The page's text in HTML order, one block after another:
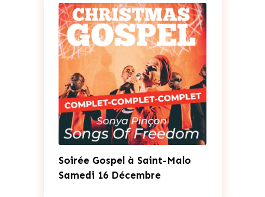
Soirée Gospel à Saint-Malo
Samedi 16 Décembre